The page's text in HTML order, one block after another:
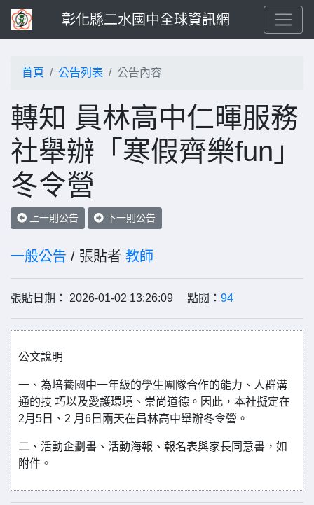
彰化縣二水國中全球資訊網
首頁 公告列表 公告內容
轉知 員林高中仁暉服務
社舉辦「寒假齊樂fun」
冬令營
上一則公告 下一則公告
一般公告 / 張貼者 教師
張貼日期： 2026-01-02 13:26:09 點閱： 94
公文說明
一、為培養國中一年級的學生團隊合作的能力、人群溝
通的技 巧以及愛護環境、崇尚道德。因此，本社擬定在
2月5日、2 月6日兩天在員林高中舉辦冬令營。
二、活動企劃書、活動海報、報名表與家長同意書，如
附件。